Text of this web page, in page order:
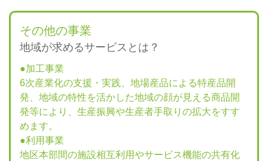
その他の事業
地域が求めるサービスとは？
●加工事業
6次産業化の支援・実践、地場産品による特産品開
発、地域の特性を活かした地域の顔が見える商品開
発等により、生産振興や生産者手取りの拡大をすす
めます。
●利用事業
地区本部間の施設相互利用やサービス機能の共有化